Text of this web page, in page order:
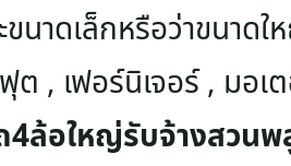
นาดเล็กหรือว่าขนาดใ
, เฟอร์นิเจอร์ , มอเ
4ล้อใหญ่รับจ้างสวนพ